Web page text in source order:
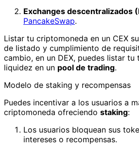
Exchanges descentralizados
PancakeSwap.
Listar tu criptomoneda en un CEX
de listado y cumplimiento de
cambio, en un DEX, puedes listar tu
liquidez en un pool de trading.
Modelo de staking y recompensas
Puedes incentivar a los usuarios a
criptomoneda ofreciendo staking:
Los usuarios bloquean sus
intereses o recompensas.